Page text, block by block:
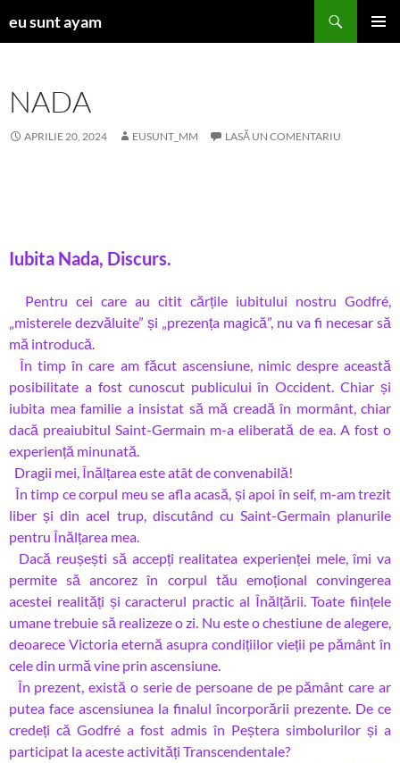
laeu sunt ayam
NADA
APRILIE 20, 2024 EUSUNT_MM LASĂ UN COMENTARIU
Iubita Nada, Discurs.
Pentru cei care au citit cărțile iubitului nostru Godfré,
„misterele dezvăluite” și „prezența magică”, nu va fi necesar să
mă introducă.
În timp în care am făcut ascensiune, nimic despre această
posibilitate a fost cunoscut publicului în Occident. Chiar și
iubita mea familie a insistat să mă creadă în mormânt, chiar
dacă preaiubitul Saint-Germain m-a eliberată de ea. A fost o
experiență minunată.
Dragii mei, Înălțarea este atât de convenabilă!
În timp ce corpul meu se afla acasă, și apoi în seif, m-am trezit
liber și din acel trup, discutând cu Saint-Germain planurile
pentru Înălțarea mea.
Dacă reușești să accepți realitatea experienței mele, îmi va
permite să ancorez în corpul tău emoțional convingerea
acestei realități și caracterul practic al Înălțării. Toate ființele
umane trebuie să realizeze o zi. Nu este o chestiune de alegere,
deoarece Victoria eternă asupra condițiilor vieții pe pământ în
cele din urmă vine prin ascensiune.
În prezent, există o serie de persoane de pe pământ care ar
putea face ascensiunea la finalul încorporării prezente. De ce
credeți că Godfré a fost admis în Peștera simbolurilor și a
participat la aceste activități Transcendentale?